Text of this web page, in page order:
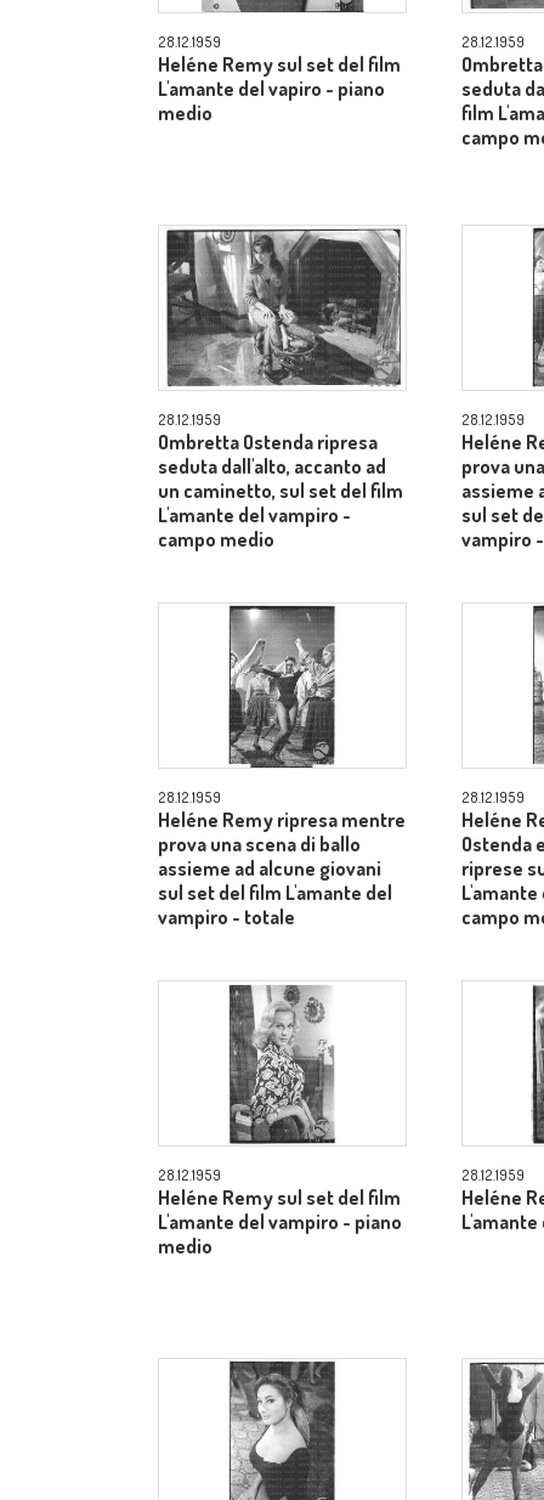
28.12.1959
Heléne Remy sul set del film
L'amante del vapiro - piano
medio
28.12.1959
seduta
film
campo
28.12.1959
Ombretta Ostenda ripresa
seduta dall'alto, accanto ad
un caminetto, sul set del film
L'amante del vampiro -
campo medio
28.12.1959
Heléne
prova
assieme
sul set
vampiro
28.12.1959
Heléne Remy ripresa mentre
prova una scena di ballo
assieme ad alcune giovani
sul set del film L'amante del
vampiro - totale
28.12.1959
Heléne
Ostenda
riprese
campo
28.12.1959
Heléne Remy sul set del film
L'amante del vampiro - piano
medio
28.12.1959
Heléne